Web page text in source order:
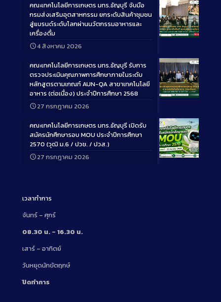
Long
คณะเทคโนโลยีการเกษตร มทร.ธัญบุรี จับมือ
กรมส่งเสริมอุตสาหกรรม ยกระดับสินค้าชุมชน
สู่แบรนด์ระดับโลกผ่านนวัตกรรมอาหารและ
เครื่องดื่ม
4 สิงหาคม 2026
Long
คณะเทคโนโลยีการเกษตร มทร.ธัญบุรี รับการ
ตรวจประเมินคุณภาพการศึกษาภายในระดับ
หลักสูตรตามเกณฑ์ AUN-QA สาขาเทคโนโลยี
อาหาร (ต่อเนื่อง) ประจำปีการศึกษา 2568
27 กรกฎาคม 2026
Long
คณะเทคโนโลยีการเกษตร มทร.ธัญบุรี เปิดรับ
สมัครนักศึกษารอบ MOU ประจำปีการศึกษา
2570 (วุฒิ ม.6 / ปวช. / ปวส.)
27 กรกฎาคม 2026
เวลาทำการ
จันทร์ – ศุกร์
08.30 น. – 16.30 น.
เสาร์ – อาทิตย์
วันหยุดนักขัตฤกษ์
ปิดทำการ